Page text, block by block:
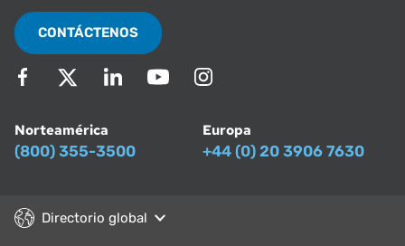
CONTÁCTENOS
Norteamérica
(800) 355-3500
Europa
+44 (0) 20 3906 7630
Directorio global